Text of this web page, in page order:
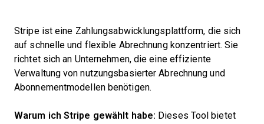
Stripe ist eine Zahlungsabwicklungsplattform, die sich
auf schnelle und flexible Abrechnung konzentriert. Sie
richtet sich an Unternehmen, die eine effiziente
Verwaltung von nutzungsbasierter Abrechnung und
Abonnementmodellen benötigen.
Warum ich Stripe gewählt habe: Dieses Tool bietet